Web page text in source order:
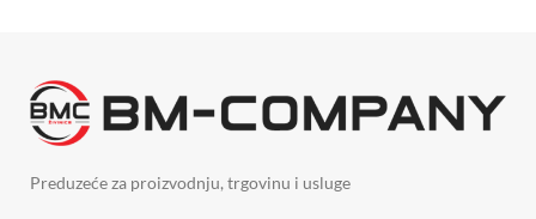
Preduzeće za proizvodnju, trgovinu i usluge